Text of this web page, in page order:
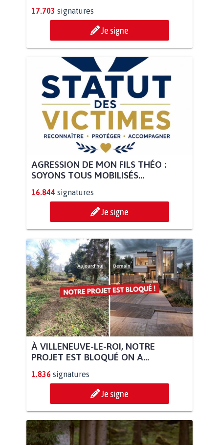
17.703 signatures
Je signe
AGRESSION DE MON FILS THÉO :
SOYONS TOUS MOBILISÉS...
16.844 signatures
Je signe
À VILLENEUVE-LE-ROI, NOTRE
PROJET EST BLOQUÉ ON A...
1.836 signatures
Je signe